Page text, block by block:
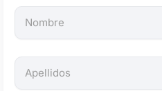
Todos
los
son
obligatorios.